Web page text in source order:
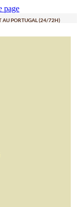
page
AU PORTUGAL (24/72H)